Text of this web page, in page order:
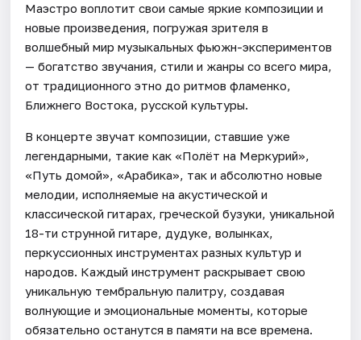
Маэстро воплотит свои самые яркие композиции и
новые произведения, погружая зрителя в
волшебный мир музыкальных фьюжн-экспериментов
— богатство звучания, стили и жанры со всего мира,
от традиционного этно до ритмов фламенко,
Ближнего Востока, русской культуры.
В концерте звучат композиции, ставшие уже
легендарными, такие как «Полёт на Меркурий»,
«Путь домой», «Арабика», так и абсолютно новые
мелодии, исполняемые на акустической и
классической гитарах, греческой бузуки, уникальной
18-ти струнной гитаре, дудуке, волынках,
перкуссионных инструментах разных культур и
народов. Каждый инструмент раскрывает свою
уникальную тембральную палитру, создавая
волнующие и эмоциональные моменты, которые
обязательно останутся в памяти на все времена.